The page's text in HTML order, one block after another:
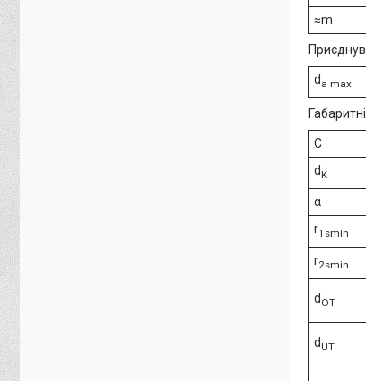
≈m
d a max
C
dK
α
r1smin
r2smin
d OT
dUT